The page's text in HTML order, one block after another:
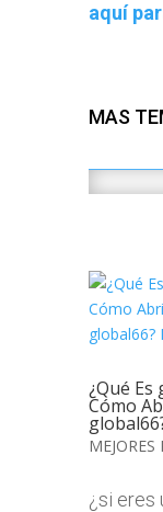
aquí
MAS
¿Qué Es
Cómo
¿si eres